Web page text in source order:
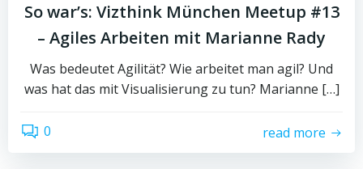
So war’s: Vizthink München Meetup #13
– Agiles Arbeiten mit Marianne Rady
Was bedeutet Agilität? Wie arbeitet man agil? Und
was hat das mit Visualisierung zu tun? Marianne […]
0 read more